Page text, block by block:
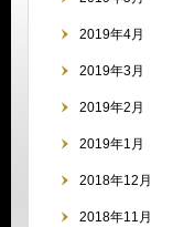
2019年4月
2019年3月
2019年2月
2019年1月
2018年12月
2018年11月